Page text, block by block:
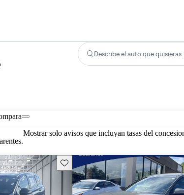
Describe el auto que quisieras
Mostrar solo avisos que incluyan tasas del
Guarda este Aviso